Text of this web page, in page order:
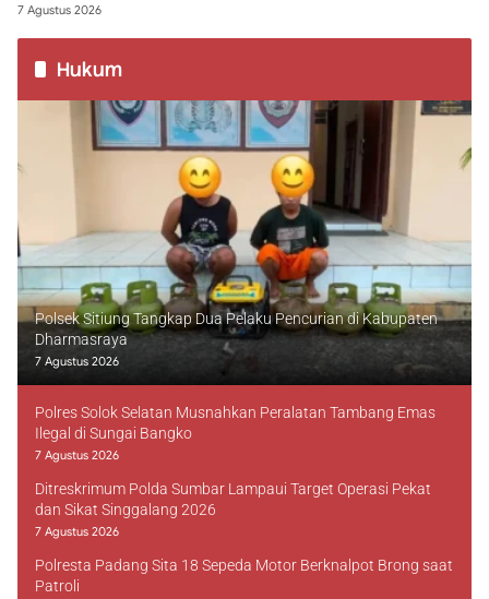
7 Agustus 2026
Hukum
Polsek Sitiung Tangkap Dua Pelaku Pencurian di Kabupaten
Dharmasraya
7 Agustus 2026
Polres Solok Selatan Musnahkan Peralatan Tambang Emas
Ilegal di Sungai Bangko
7 Agustus 2026
Ditreskrimum Polda Sumbar Lampaui Target Operasi Pekat
dan Sikat Singgalang 2026
7 Agustus 2026
Polresta Padang Sita 18 Sepeda Motor Berknalpot Brong saat
Patroli